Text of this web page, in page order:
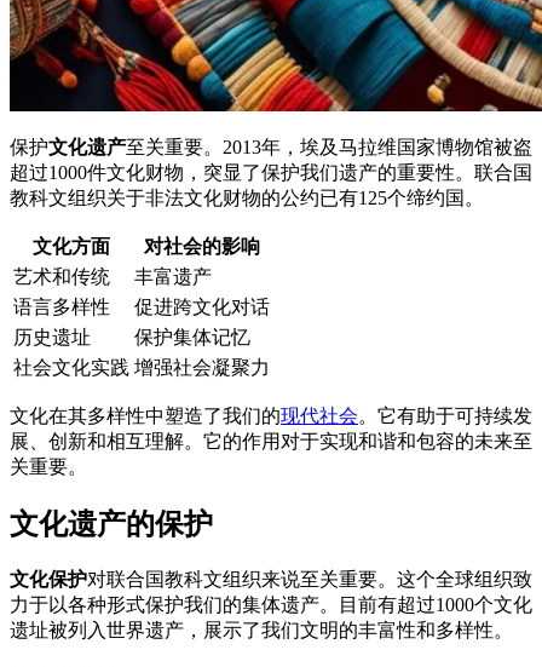
保护文化遗产至关重要。2013年，埃及马拉维国家博物馆被盗
超过1000件文化财物，突显了保护我们遗产的重要性。联合国
教科文组织关于非法文化财物的公约已有125个缔约国。
文化方面
对社会的影响
艺术和传统
丰富遗产
语言多样性
促进跨文化对话
历史遗址
保护集体记忆
社会文化实践 增强社会凝聚力
文化在其多样性中塑造了我们的现代社会。它有助于可持续发
展、创新和相互理解。它的作用对于实现和谐和包容的未来至
关重要。
文化遗产的保护
文化保护对联合国教科文组织来说至关重要。这个全球组织致
力于以各种形式保护我们的集体遗产。目前有超过1000个文化
遗址被列入世界遗产，展示了我们文明的丰富性和多样性。